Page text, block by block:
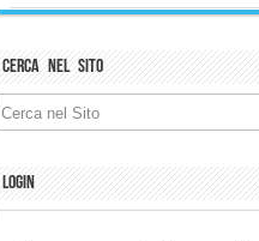
Cerca nel sito
Login